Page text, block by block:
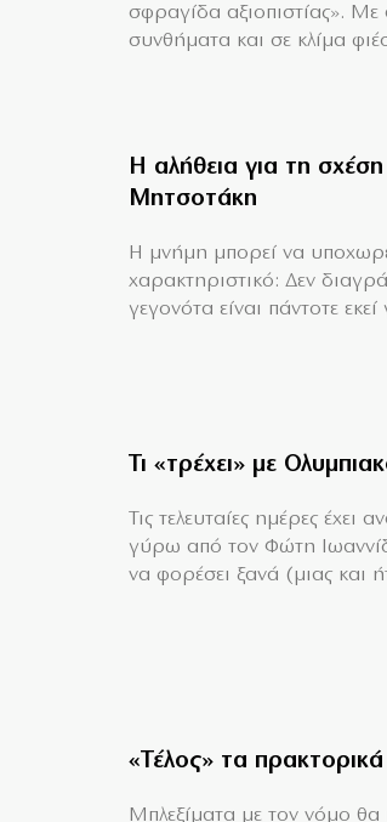
σφραγίδα αξιοπιστίας».
συνθήματα και σε κλίμα
Η αλήθεια για τη
Μητσοτάκη
H μνήμη μπορεί να
χαρακτηριστικό: Δεν
γεγονότα είναι πάντοτε
Τι «τρέχει» με
Τις τελευταίες ημέρες έχει
γύρω από τον Φώτη
να φορέσει ξανά (μιας και
«Τέλος» τα πρακτορικά
Μπλεξίματα με τον νόμο θα